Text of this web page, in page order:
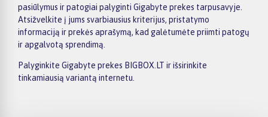
pasiūlymus ir patogiai palyginti Gigabyte prekes tarpusavyje.
Atsižvelkite į jums svarbiausius kriterijus, pristatymo
informaciją ir prekės aprašymą, kad galėtumėte priimti patogų
ir apgalvotą sprendimą.
Palyginkite Gigabyte prekes BIGBOX.LT ir išsirinkite
tinkamiausią variantą internetu.